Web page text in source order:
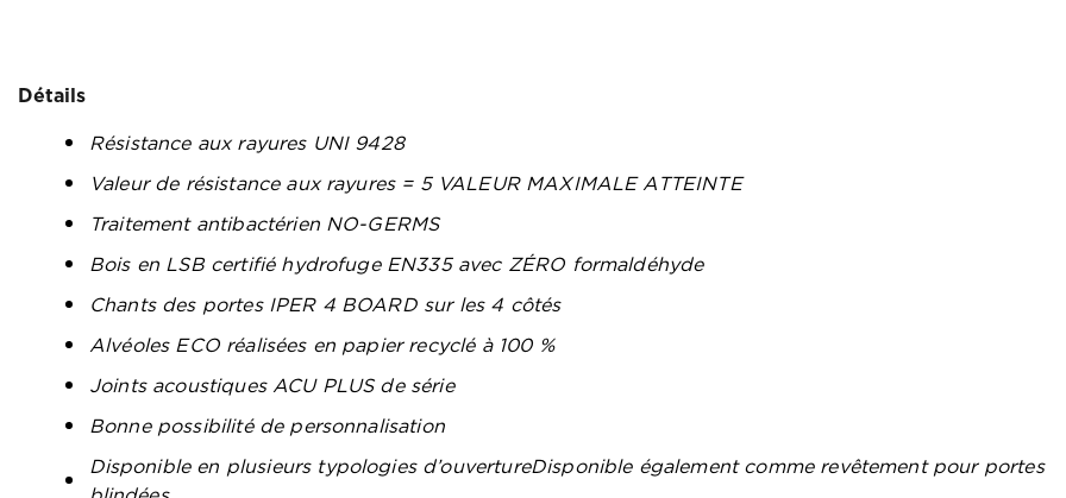
Détails
Résistance aux rayures UNI 9428
Valeur de résistance aux rayures = 5 VALEUR MAXIMALE ATTEINTE
Traitement antibactérien NO-GERMS
Bois en LSB certifié hydrofuge EN335 avec ZÉRO formaldéhyde
Chants des portes IPER 4 BOARD sur les 4 côtés
Alvéoles ECO réalisées en papier recyclé à 100 %
Joints acoustiques ACU PLUS de série
Bonne possibilité de personnalisation
Disponible en plusieurs typologies d’ouvertureDisponible également comme revêtement pour portes